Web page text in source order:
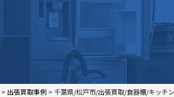
> 出張買取事例 >千葉県/松戸市/出張買取/食器棚/キッチ